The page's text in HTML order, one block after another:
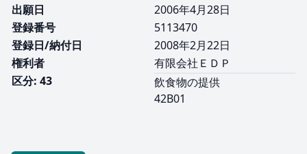
出願日
2006年4月28日
登録番号
5113470
登録日/納付日
2008年2月22日
権利者
有限会社ＥＤＰ
区分: 43
飲食物の提供
42B01